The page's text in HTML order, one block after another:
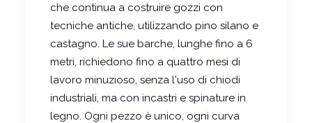
che continua a costruire gozzi con
tecniche antiche, utilizzando pino silano e
castagno. Le sue barche, lunghe fino a 6
metri, richiedono fino a quattro mesi di
lavoro minuzioso, senza l'uso di chiodi
industriali, ma con incastri e spinature in
legno. Ogni pezzo è unico, ogni curva